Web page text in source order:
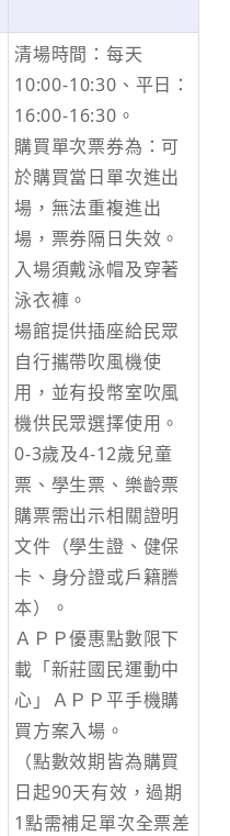
清場時間：每天
10:00-10:30、平日：
16:00-16:30。
購買單次票券為：可
於購買當日單次進出
場，無法重複進出
場，票券隔日失效。
入場須戴泳帽及穿著
泳衣褲。
場館提供插座給民眾
自行攜帶吹風機使
用，並有投幣室吹風
機供民眾選擇使用。
0-3歲及4-12歲兒童
票、學生票、樂齡票
購票需出示相關證明
文件（學生證、健保
卡、身分證或戶籍謄
本）。
ＡＰＰ優惠點數限下
載「新莊國民運動中
心」ＡＰＰ平手機購
買方案入場。
（點數效期皆為購買
日起90天有效，過期
1點需補足單次全票差